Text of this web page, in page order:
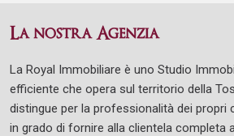
La nostra Agenzia
La Royal Immobiliare è uno Studio
efficiente che opera sul territorio della
distingue per la professionalità dei propri
in grado di fornire alla clientela completa